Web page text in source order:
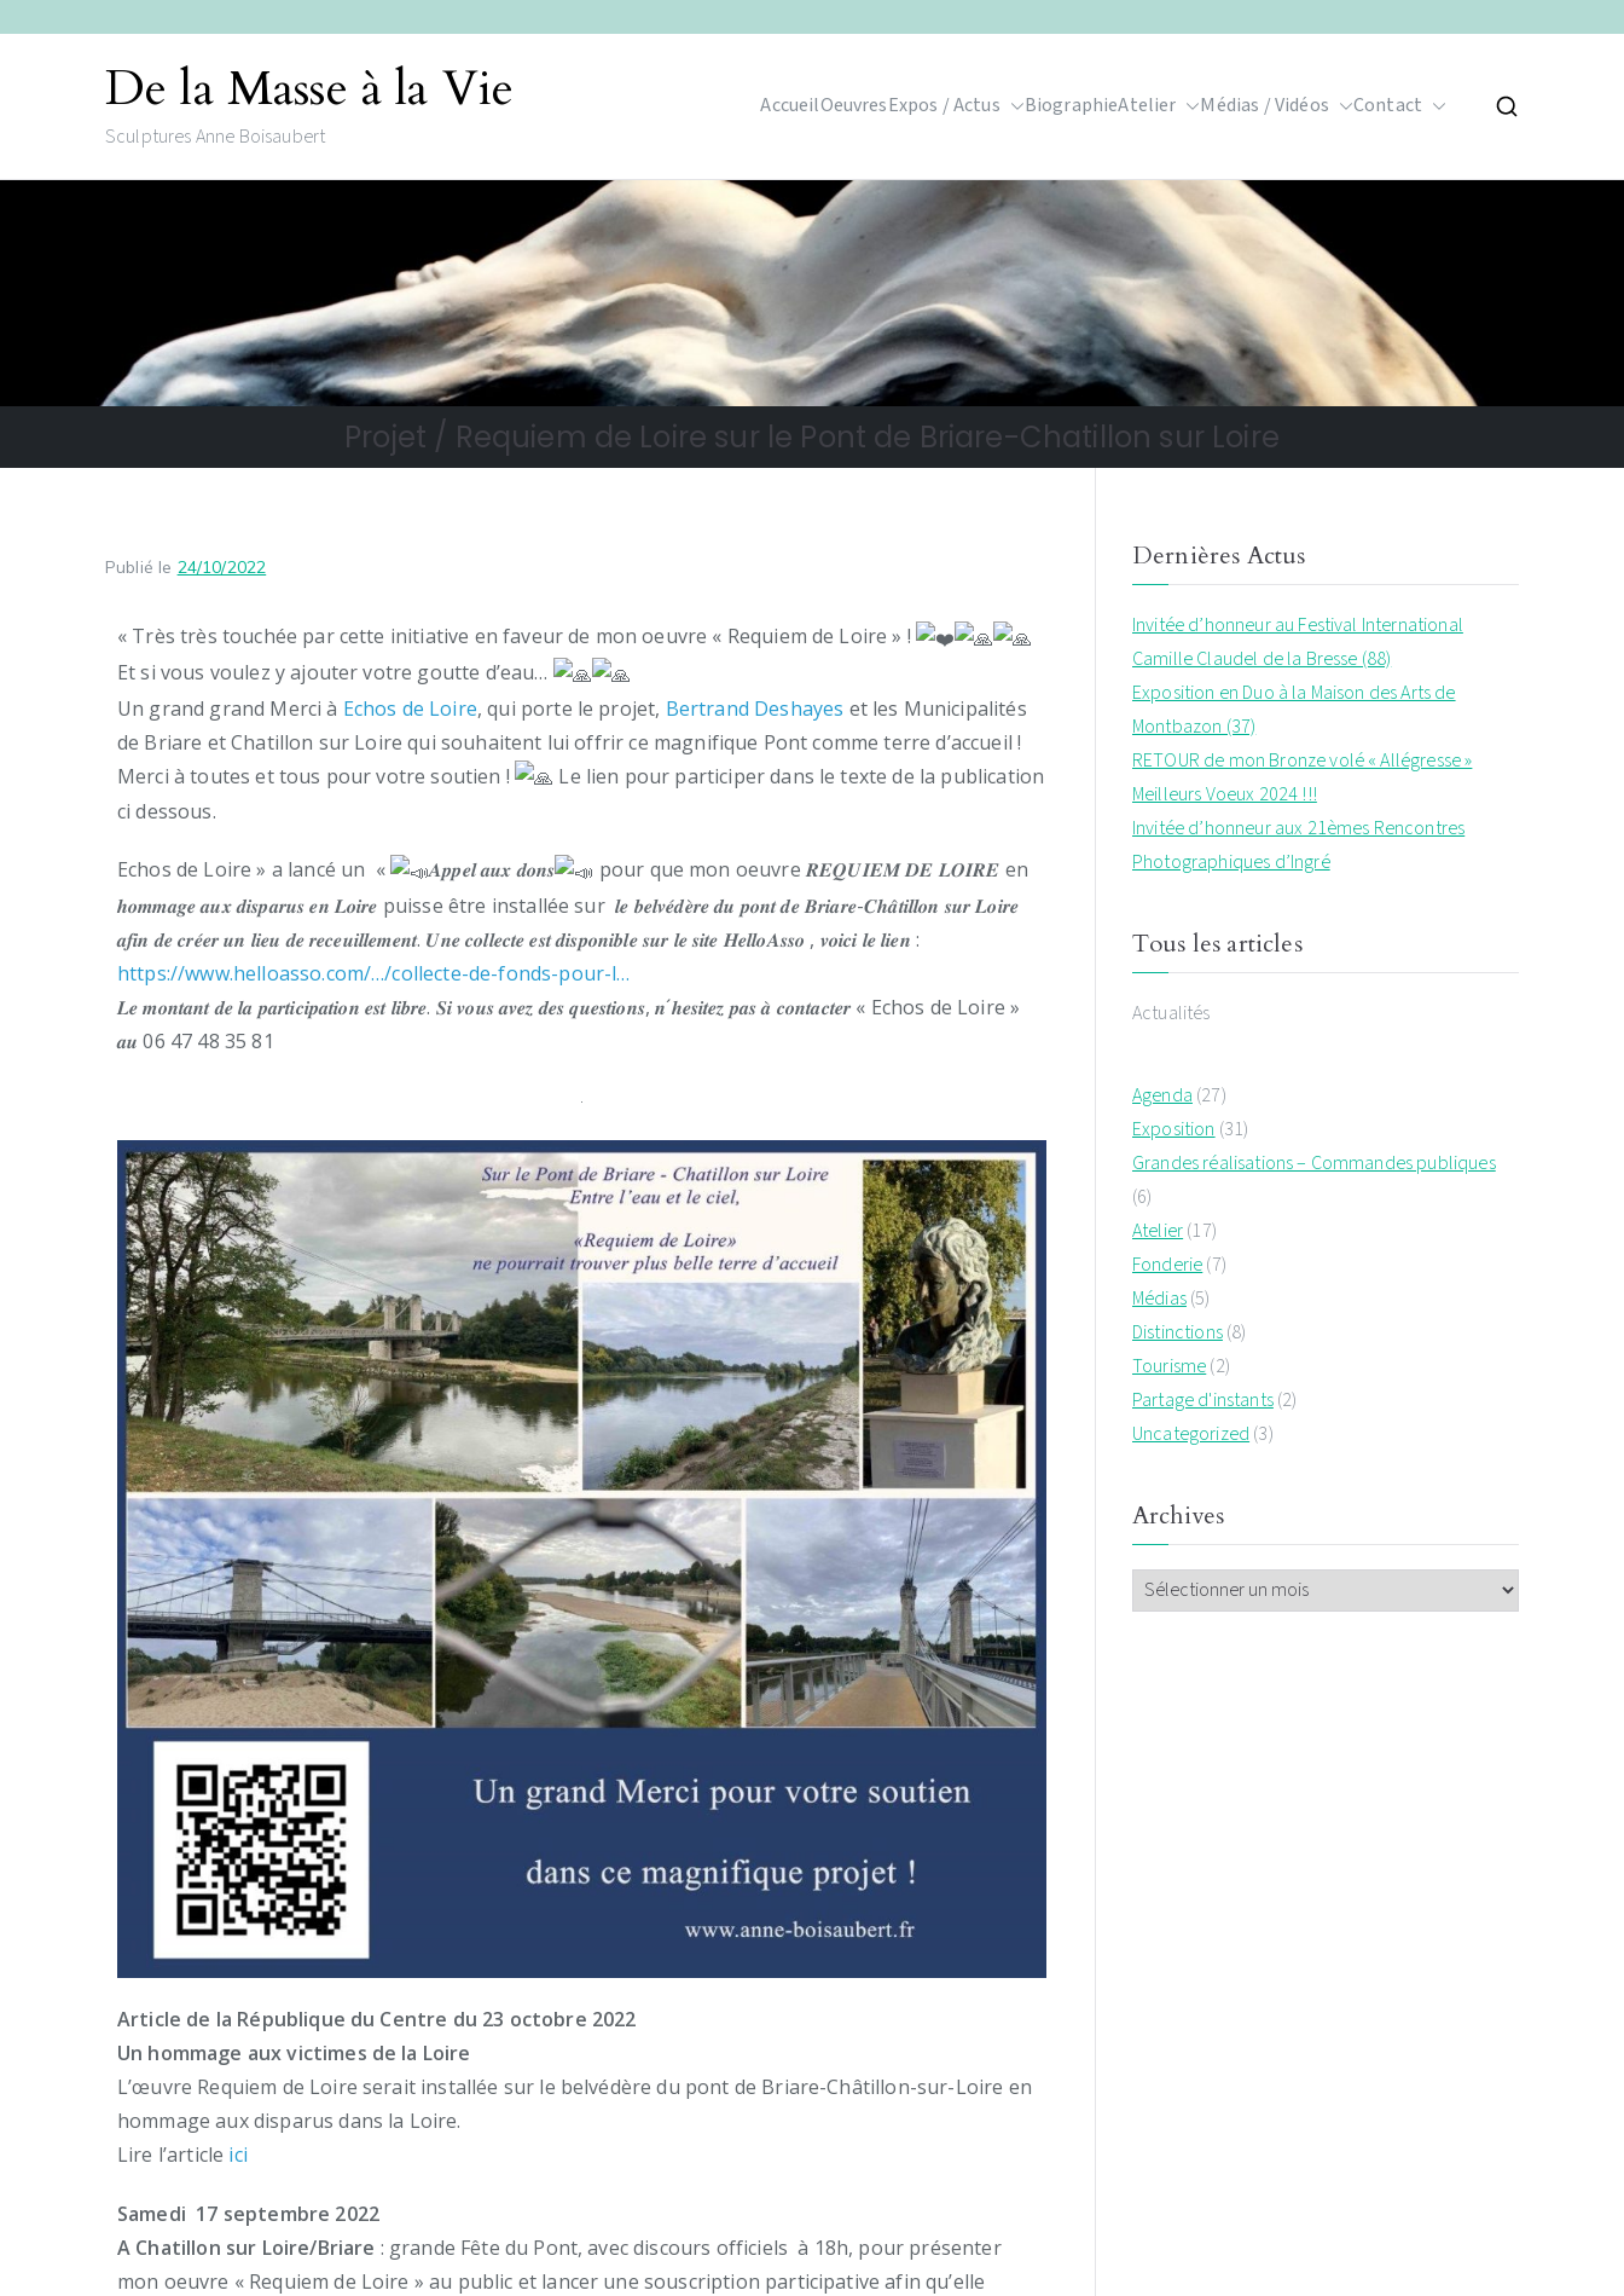
De la Masse à la Vie
Sculptures Anne Boisaubert
AccueilOeuvresExpos / Actus BiographieAtelier Médias / Vidéos Contact
Projet / Requiem de Loire sur le Pont de Briare-Chatillon sur Loire
Publié le 24/10/2022
« Très très touchée par cette initiative en faveur de mon oeuvre « Requiem de Loire » !
Et si vous voulez y ajouter votre goutte d’eau…
Un grand grand Merci à Echos de Loire, qui porte le projet, Bertrand Deshayes et les Municipalités
de Briare et Chatillon sur Loire qui souhaitent lui offrir ce magnifique Pont comme terre d’accueil !
Merci à toutes et tous pour votre soutien !
Le lien pour participer dans le texte de la publication
ci dessous.
Echos de Loire » a lancé un « 𝑨𝒑𝒑𝒆𝒍 𝒂𝒖𝒙 𝒅𝒐𝒏𝒔
pour que mon oeuvre 𝑹𝑬𝑸𝑼𝑰𝑬𝑴 𝑫𝑬 𝑳𝑶𝑰𝑹𝑬 en
𝒉𝒐𝒎𝒎𝒂𝒈𝒆 𝒂𝒖𝒙 𝒅𝒊𝒔𝒑𝒂𝒓𝒖𝒔 𝒆𝒏 𝑳𝒐𝒊𝒓𝒆 puisse être installée sur 𝒍𝒆 𝒃𝒆𝒍𝒗𝒆́𝒅𝒆̀𝒓𝒆 𝒅𝒖 𝒑𝒐𝒏𝒕 𝒅𝒆 𝑩𝒓𝒊𝒂𝒓𝒆-𝑪𝒉𝒂̂𝒕𝒊𝒍𝒍𝒐𝒏 𝒔𝒖𝒓 𝑳𝒐𝒊𝒓𝒆
𝒂𝒇𝒊𝒏 𝒅𝒆 𝒄𝒓𝒆́𝒆𝒓 𝒖𝒏 𝒍𝒊𝒆𝒖 𝒅𝒆 𝒓𝒆𝒄𝒆𝒖𝒊𝒍𝒍𝒆𝒎𝒆𝒏𝒕. 𝑼𝒏𝒆 𝒄𝒐𝒍𝒍𝒆𝒄𝒕𝒆 𝒆𝒔𝒕 𝒅𝒊𝒔𝒑𝒐𝒏𝒊𝒃𝒍𝒆 𝒔𝒖𝒓 𝒍𝒆 𝒔𝒊𝒕𝒆 𝑯𝒆𝒍𝒍𝒐𝑨𝒔𝒔𝒐 , 𝒗𝒐𝒊𝒄𝒊 𝒍𝒆 𝒍𝒊𝒆𝒏 :
https://www.helloasso.com/…/collecte-de-fonds-pour-l…
𝑳𝒆 𝒎𝒐𝒏𝒕𝒂𝒏𝒕 𝒅𝒆 𝒍𝒂 𝒑𝒂𝒓𝒕𝒊𝒄𝒊𝒑𝒂𝒕𝒊𝒐𝒏 𝒆𝒔𝒕 𝒍𝒊𝒃𝒓𝒆. 𝑺𝒊 𝒗𝒐𝒖𝒔 𝒂𝒗𝒆𝒛 𝒅𝒆𝒔 𝒒𝒖𝒆𝒔𝒕𝒊𝒐𝒏𝒔, 𝒏´𝒉𝒆𝒔𝒊𝒕𝒆𝒛 𝒑𝒂𝒔 𝒂̀ 𝒄𝒐𝒏𝒕𝒂𝒄𝒕𝒆𝒓 « Echos de Loire »
𝒂𝒖 06 47 48 35 81
Article de la République du Centre du 23 octobre 2022
Un hommage aux victimes de la Loire
L’œuvre Requiem de Loire serait installée sur le belvédère du pont de Briare-Châtillon-sur-Loire en
hommage aux disparus dans la Loire.
Lire l’article ici
Samedi 17 septembre 2022
A Chatillon sur Loire/Briare : grande Fête du Pont, avec discours officiels à 18h, pour présenter
mon oeuvre « Requiem de Loire » au public et lancer une souscription participative afin qu’elle
Dernières Actus
Invitée d’honneur au Festival International
Camille Claudel de la Bresse (88)
Exposition en Duo à la Maison des Arts de
Montbazon (37)
RETOUR de mon Bronze volé « Allégresse »
Meilleurs Voeux 2024 !!!
Invitée d’honneur aux 21èmes Rencontres
Photographiques d’Ingré
Tous les articles
Actualités
Agenda(27)
Exposition(31)
Grandes réalisations – Commandes publiques
(6)
Atelier(17)
Fonderie(7)
Médias(5)
Distinctions(8)
Tourisme(2)
Partage d'instants(2)
Uncategorized(3)
Archives